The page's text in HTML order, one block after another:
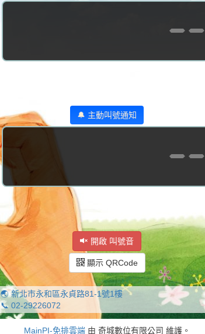
--
🔔 主動叫號通知
--
開啟 叫號音
顯示 QRCode
🌏 新北市永和區永貞路81-1號1樓
📞 02-29226072
MainPI-免排雲端由 奇城數位有限公司 維護。